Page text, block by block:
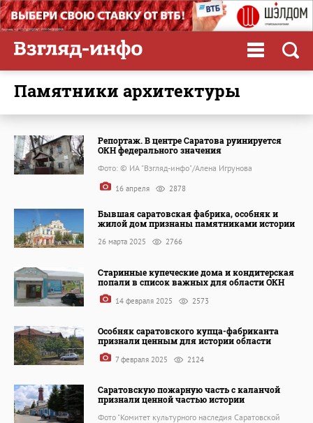
памятники архитектуры
Репортаж. В центре Саратова руинируется
ОКН федерального значения
Фото: © ИА "Взгляд-инфо"/Алена Игрунова
16 апреля 2878
Бывшая саратовская фабрика, особняк и
жилой дом признаны памятниками истории
26 марта 2025 2766
Старинные купеческие дома и кондитерская
попали в список важных для области ОКН
14 февраля 2025 2573
Особняк саратовского купца-фабриканта
признали ценным для истории области
7 февраля 2025 2124
Саратовскую пожарную часть с каланчой
признали ценной частью истории
Фото "Комитет культурного наследия Саратовской